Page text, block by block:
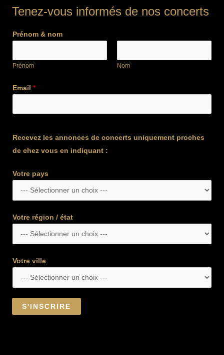
Tenez-vous informés de nos concerts
Prénom & nom
Prénom Nom
Email *
Recevez les annonces de concerts uniquement proches
de chez vous en indiquant :
Votre pays
Votre région / état
Votre ville
S'INSCRIRE